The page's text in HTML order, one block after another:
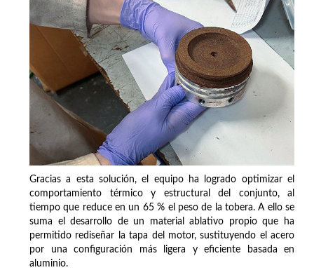
Gracias a esta solución, el equipo ha logrado optimizar el
comportamiento térmico y estructural del conjunto, al
tiempo que reduce en un 65 % el peso de la tobera. A ello se
suma el desarrollo de un material ablativo propio que ha
permitido rediseñar la tapa del motor, sustituyendo el acero
por una configuración más ligera y eficiente basada en
aluminio.